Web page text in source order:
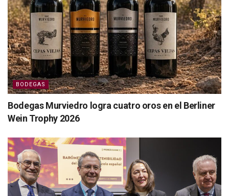
BODEGAS
Bodegas Murviedro logra cuatro oros en el Berliner
Wein Trophy 2026